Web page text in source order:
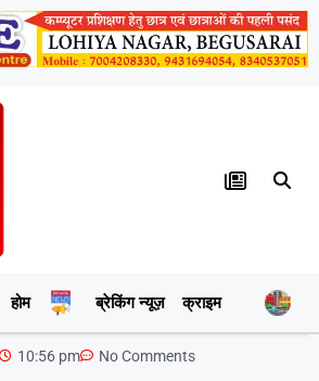
होम ब्रेकिंग न्यूज़ क्राइम
10:56 pm No Comments